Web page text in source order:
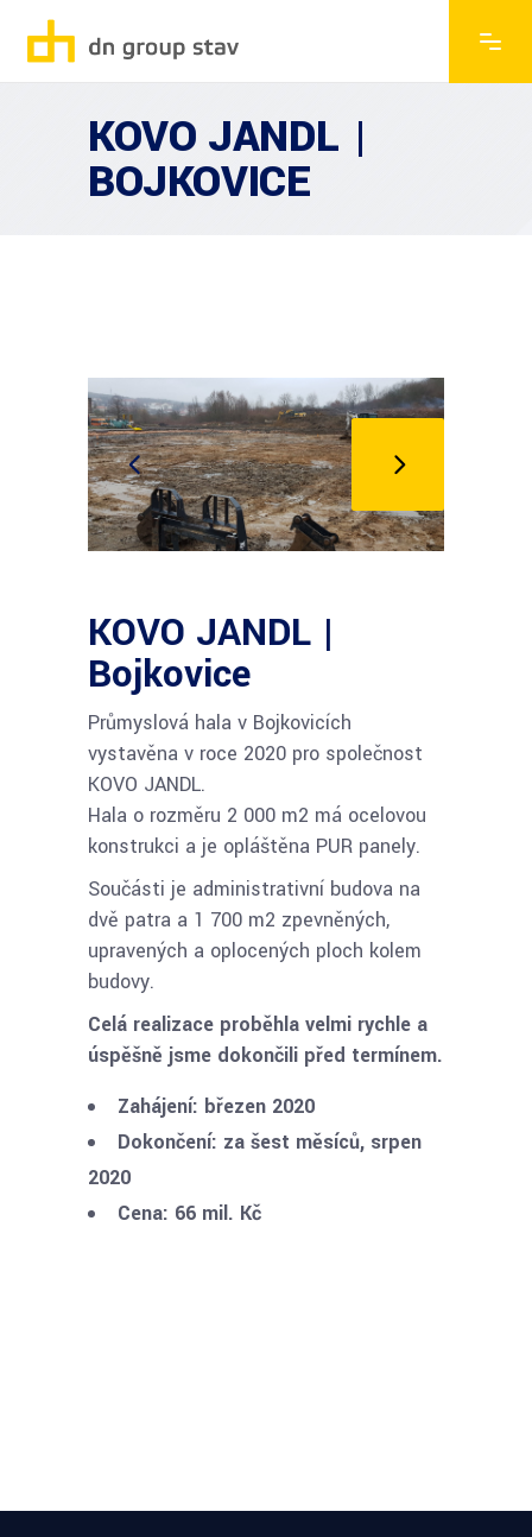
KOVO JANDL |
BOJKOVICE
KOVO JANDL |
Bojkovice
Průmyslová hala v Bojkovicích
vystavěna v roce 2020 pro společnost
KOVO JANDL.
Hala o rozměru 2 000 m2 má ocelovou
konstrukci a je opláštěna PUR panely.
Součásti je administrativní budova na
dvě patra a 1 700 m2 zpevněných,
upravených a oplocených ploch kolem
budovy.
Celá realizace proběhla velmi rychle a
úspěšně jsme dokončili před termínem.
Zahájení: březen 2020
Dokončení: za šest měsíců, srpen
2020
Cena: 66 mil. Kč